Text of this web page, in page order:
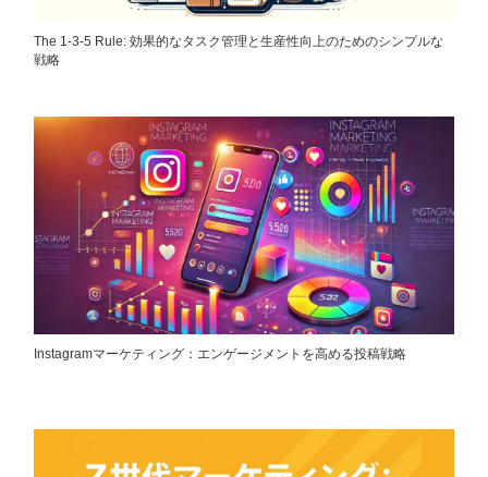
The 1-3-5 Rule: 効果的なタスク管理と生産性向上のためのシンプルな
戦略
Instagramマーケティング：エンゲージメントを高める投稿戦略